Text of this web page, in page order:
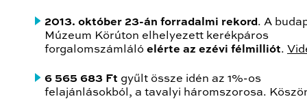
2013. október 23-án forradalmi rekord. A
Múzeum Körúton elhelyezett kerékpáros
forgalomszámláló elérte az ezévi félmilliót.
6 565 683 Ft gyűlt össze idén az 1%-os
felajánlásokból, a tavalyi háromszorosa.